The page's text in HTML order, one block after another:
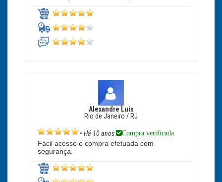
Alexandre Luis
Rio de Janeiro / RJ
• Há 10 anos Compra verificada
Fácil acesso e compra efetuada com
segurança.